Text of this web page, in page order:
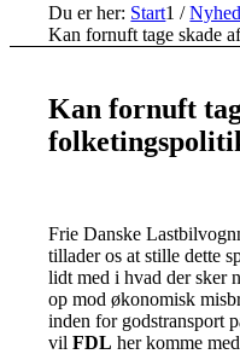
Du er her: Start1 /
Kan fornuft tage skade
Kan fornuft
Frie Danske
tillader os at stille dette
lidt med i hvad der sker
op mod økonomisk
inden for godstransport
vilFDL her komme